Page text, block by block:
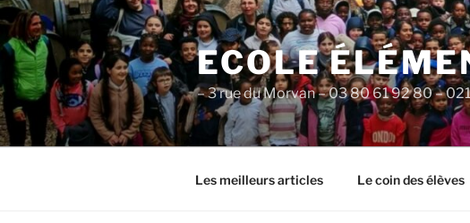
Aller
au
contenu
principal
ECOLE
– 3 rue du Morvan – 03 80 61 92 80 –
Les meilleurs articles Le coin des élèves